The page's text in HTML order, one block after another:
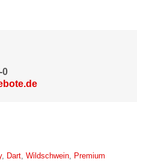
0
, Dart Wildschwein Premium